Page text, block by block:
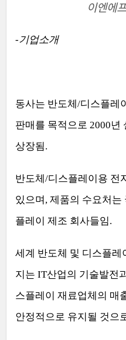
이엔에
-기업소개
동사는 반도체/디스플레
판매를 목적으로 2000년
상장됨.
반도체/디스플레이용 전
있으며 , 제품의 수요처는
플레이 제조 회사들임.
세계 반도체 및 디스플레
지는 IT산업의 기술발전
스플레이 재료업체의 매
안정적으로 유지될 것으